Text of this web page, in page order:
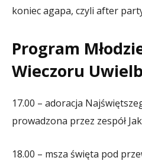
koniec agapa, czyli after
Program
Wieczoru
17.00 – adoracja
prowadzona przez zespół
18.00 – msza święta pod